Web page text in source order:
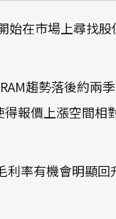
始在市場上尋找
趨勢落後約兩
報價上漲空間相
利率有機會明顯回